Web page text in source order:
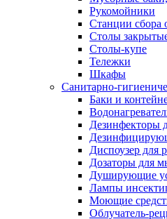
Рукомойники
Станции сбора
Столы
Столы-купе
Тележки
Шкафы
Санитарно-
Баки и
Дезинфекторы
Диспоузер для
Дозаторы для
Душирующие
Лампы
Моющие
Облучатель-